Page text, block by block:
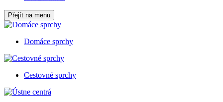
Přejít na menu
Domáce sprchy
Cestovné sprchy